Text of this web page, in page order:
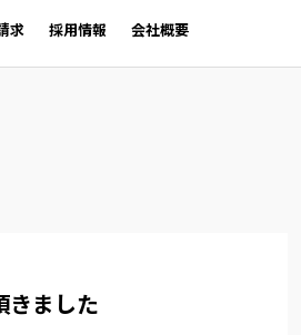
求 採用情報 会社概要
ました